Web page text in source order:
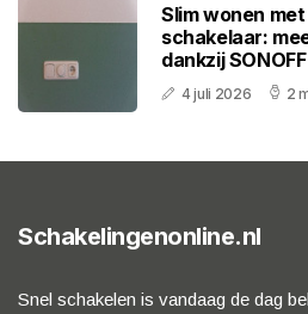
Slim wonen
schakelaar:
dankzij SONOFF
4 juli 2026 2
Schakelingenonline.nl
Snel schakelen is vandaag de dag